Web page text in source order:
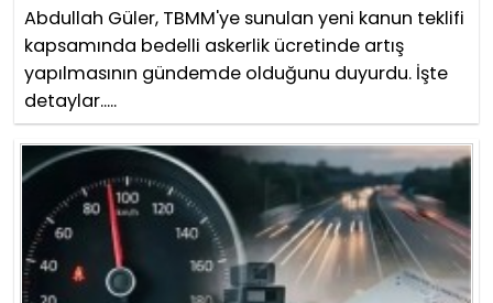
Abdullah Güler, TBMM'ye sunulan yeni kanun teklifi
kapsamında bedelli askerlik ücretinde artış
yapılmasının gündemde olduğunu duyurdu. İşte
detaylar.....